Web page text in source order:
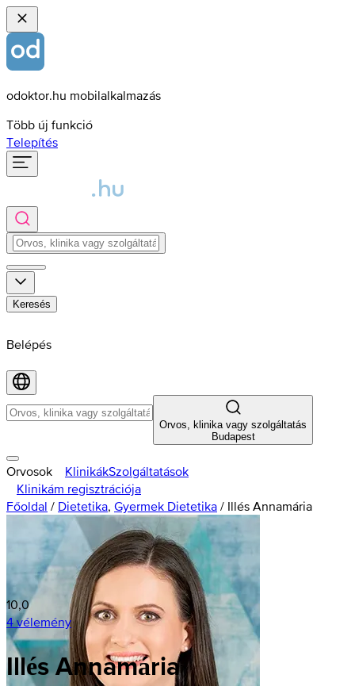
odoktor.hu mobilalkalmazás
Több új funkció
Telepítés
Keresés
Belépés
Orvos, klinika vagy szolgáltatás
Budapest
Orvosok KlinikákSzolgáltatások
Klinikám regisztrációja
Főoldal / Dietetika, Gyermek Dietetika / Illés Annamária
10,0
4 vélemény
Illés Annamária